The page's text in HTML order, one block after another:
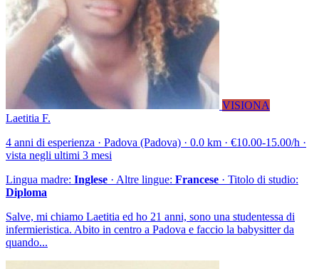
VISIONA
Laetitia F.
4 anni di esperienza · Padova (Padova) · 0.0 km · €10.00-15.00/h ·
vista negli ultimi 3 mesi
Lingua madre: Inglese · Altre lingue: Francese · Titolo di studio:
Diploma
Salve, mi chiamo Laetitia ed ho 21 anni, sono una studentessa di
infermieristica. Abito in centro a Padova e faccio la babysitter da
quando...